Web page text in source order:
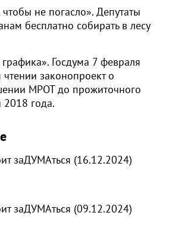
чтобы не погасло». Депутаты
бесплатно собирать в лесу
Госдума 7 февраля
законопроект о
МРОТ до прожиточного
года.
заДУМАться (16.12.2024)
заДУМАться (09.12.2024)